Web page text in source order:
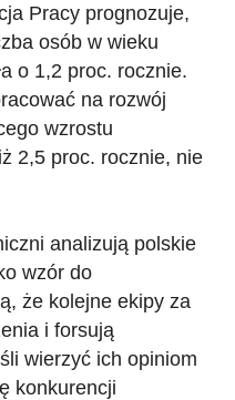
Pracy prognozuje,
osób w wieku
o 1,2 proc. rocznie.
na rozwój
wzrostu
2,5 proc. rocznie, nie
analizują polskie
wzór do
że kolejne ekipy za
i forsują
wierzyć ich opiniom
konkurencji